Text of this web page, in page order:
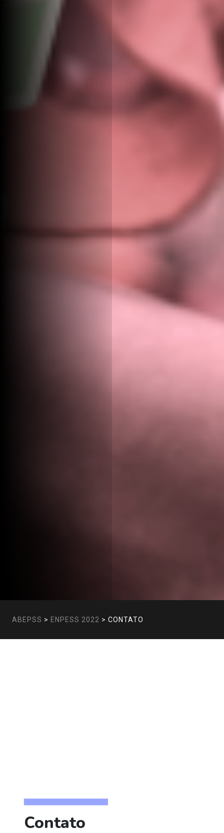
ABEPSS > ENPESS 2022 > CONTATO
▅▅▅▅▅▅▅▅▅▅▅▅
Contato